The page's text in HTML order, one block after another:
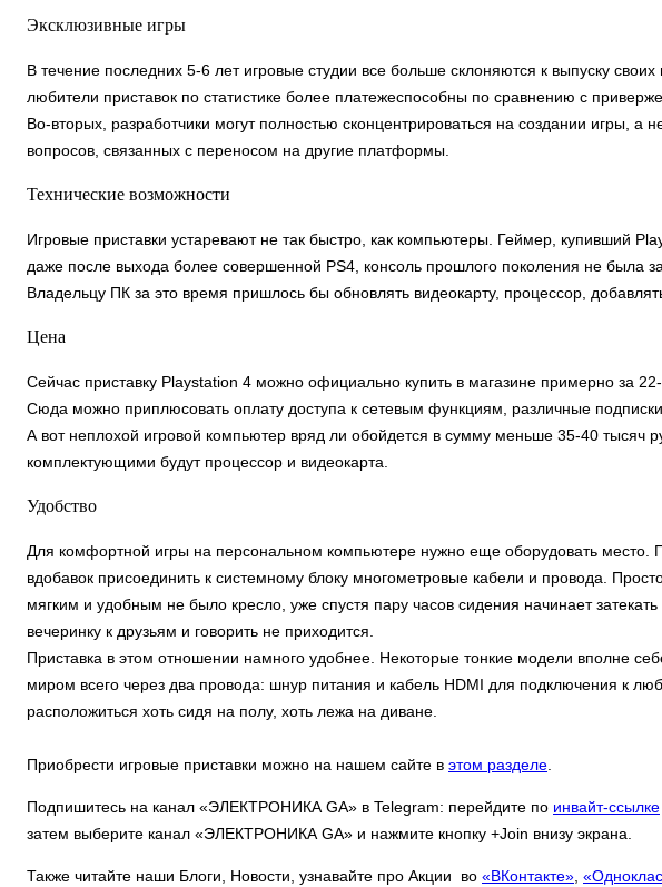
Эксклюзивные игры
В течение последних 5-6 лет игровые студии все больше склоняются к выпуску
любители приставок по статистике более платежеспособны по сравнению с
Во-вторых, разработчики могут полностью сконцентрироваться на создании игры, а
вопросов, связанных с переносом на другие платформы.
Технические возможности
Игровые приставки устаревают не так быстро, как компьютеры. Геймер, купивший
даже после выхода более совершенной PS4, консоль прошлого поколения не была
Владельцу ПК за это время пришлось бы обновлять видеокарту, процессор,
Цена
Сейчас приставку Playstation 4 можно официально купить в магазине примерно за
Сюда можно приплюсовать оплату доступа к сетевым функциям, различные
А вот неплохой игровой компьютер вряд ли обойдется в сумму меньше 35-40 тысяч
комплектующими будут процессор и видеокарта.
Удобство
Для комфортной игры на персональном компьютере нужно еще оборудовать место.
вдобавок присоединить к системному блоку многометровые кабели и провода.
мягким и удобным не было кресло, уже спустя пару часов сидения начинает
вечеринку к друзьям и говорить не приходится.
Приставка в этом отношении намного удобнее. Некоторые тонкие модели вполне
миром всего через два провода: шнур питания и кабель HDMI для подключения к
расположиться хоть сидя на полу, хоть лежа на диване.
Приобрести игровые приставки можно на нашем сайте в этом разделе
Подпишитесь на канал «ЭЛЕКТРОНИКА GA» в Telegram: перейдите по инвайт-ссылке
затем выберите канал «ЭЛЕКТРОНИКА GA» и нажмите кнопку +Join внизу экрана.
Также читайте наши Блоги, Новости, узнавайте про Акции во «ВКонтакте»